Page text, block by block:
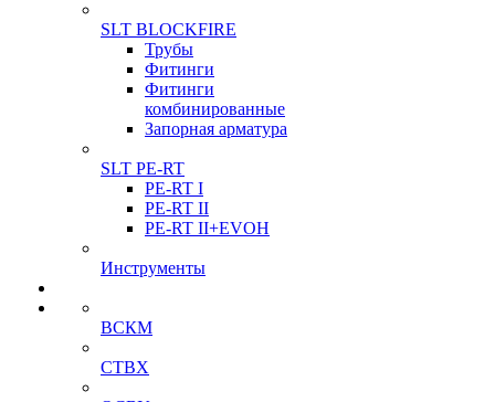
SLT BLOCKFIRE
Трубы
Фитинги
Фитинги
комбинированные
Запорная арматура
SLT PE-RT
PE-RT I
PE-RT II
PE-RT II+EVOH
Инструменты
ВСКМ
СТВХ